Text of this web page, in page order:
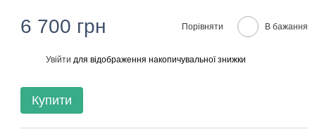
6 700 грн Порівняти В бажання
Увійти для відображення накопичувальної знижки
Купити